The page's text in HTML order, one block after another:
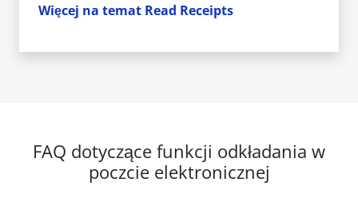
Więcej na temat Read Receipts
FAQ dotyczące funkcji odkładania w
poczcie elektronicznej